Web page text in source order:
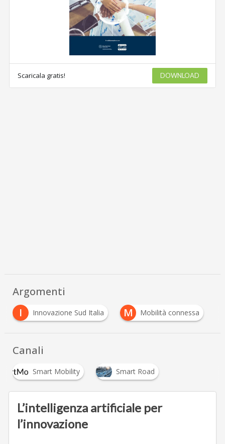
Scaricala gratis! DOWNLOAD
Argomenti
I
Innovazione Sud Italia M Mobilità connessa
Canali
Smart Mobility Smart Road
L’intelligenza artificiale per
l’innovazione